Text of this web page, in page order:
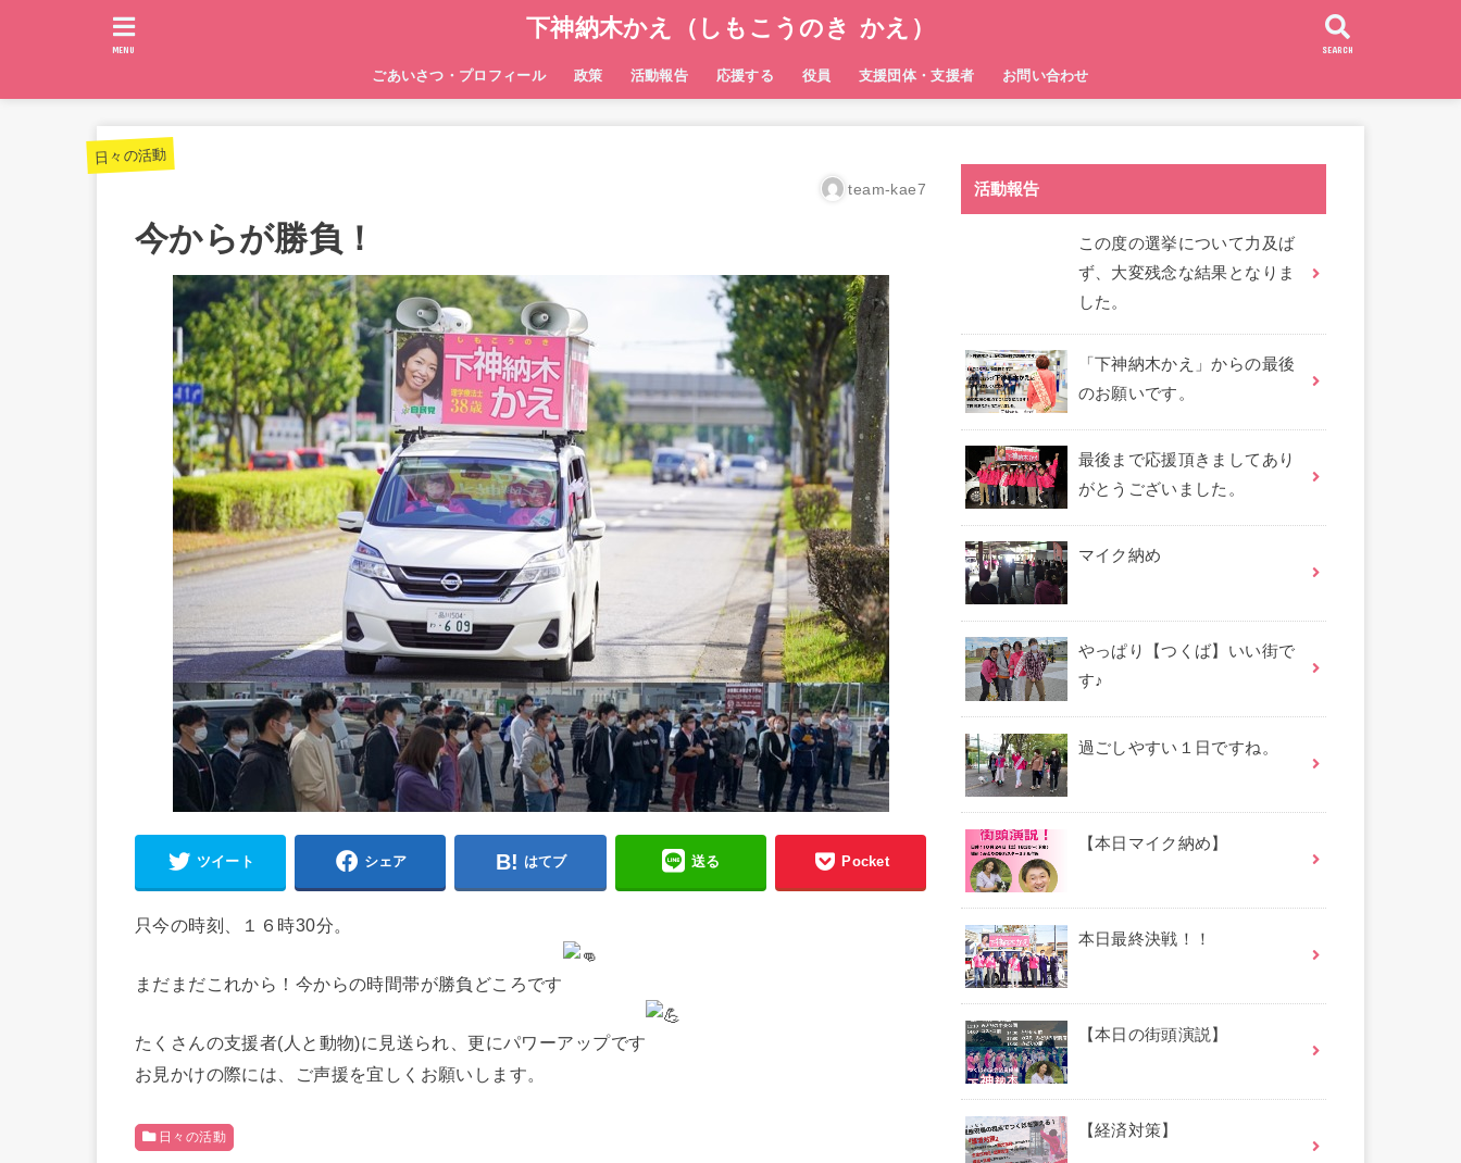
下神納木かえ（しもこうのき かえ）
ごあいさつ・プロフィール 政策 活動報告 応援する 役員 支援団体・支援者 お問い合わせ
SEARCH
MENU
日々の活動
team-kae7
今からが勝負！
ツイート シェア はてブ 送る Pocket
只今の時刻、１６時30分。
まだまだこれから！今からの時間帯が勝負どころです
たくさんの支援者(人と動物)に見送られ、更にパワーアップです
お見かけの際には、ご声援を宜しくお願いします。
日々の活動
活動報告
この度の選挙について力及ば
ず、大変残念な結果となりま
した。
「下神納木かえ」からの最後
のお願いです。
最後まで応援頂きましてあり
がとうございました。
マイク納め
やっぱり【つくば】いい街で
す♪
過ごしやすい１日ですね。
【本日マイク納め】
本日最終決戦！！
【本日の街頭演説】
【経済対策】